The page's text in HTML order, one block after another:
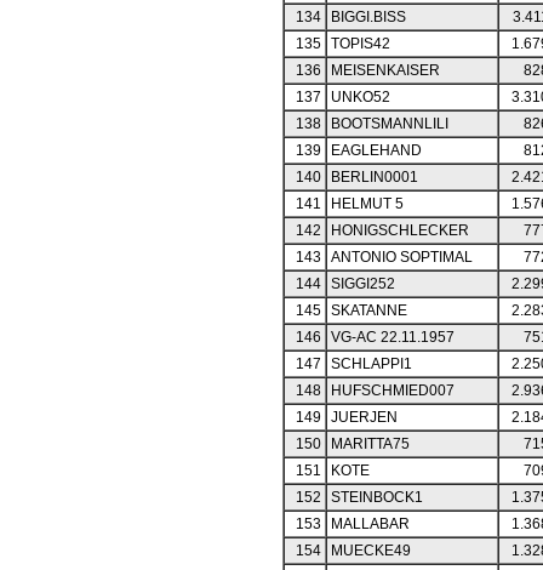
134
BIGGI.BISS
135
TOPIS42
136
MEISENKAISER
137
UNKO52
138
BOOTSMANNLILI
139
EAGLEHAND
140
BERLIN0001
141
HELMUT 5
142
HONIGSCHLECKER
143
ANTONIO SOPTIMAL
144
SIGGI252
145
SKATANNE
146
VG-AC 22.11.1957
147
SCHLAPPI1
148
HUFSCHMIED007
149
JUERJEN
150
MARITTA75
151
KOTE
152
STEINBOCK1
153
MALLABAR
154
MUECKE49